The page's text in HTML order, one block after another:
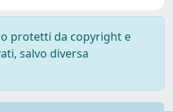
protetti da copyright e
salvo diversa